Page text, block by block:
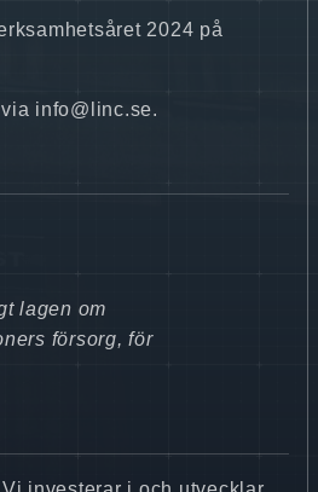
2024 på
info@linc.se.
lagen om
försorg, för